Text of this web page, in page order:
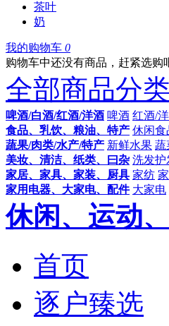
茶叶
奶
我的购物车 0
购物车中还没有商品，赶紧选购
全部商品分类
啤酒/白酒/红酒/洋酒 啤酒 红酒/
食品、乳饮、粮油、特产 休闲食
蔬果/肉类/水产/特产 新鲜水果 蔬
美妆、清洁、纸类、曰杂 洗发护
家居、家具、家装、厨具 家纺
家用电器、大家电、配件 大家电
休闲、运动
首页
逐户臻选